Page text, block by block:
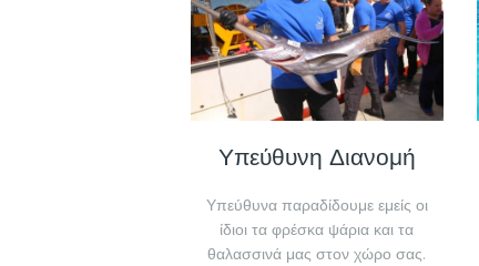
Υπεύθυνη Διανομή
Υπεύθυνα παραδίδουμε εμείς οι
ίδιοι τα φρέσκα ψάρια και τα
θαλασσινά μας στον χώρο σας.